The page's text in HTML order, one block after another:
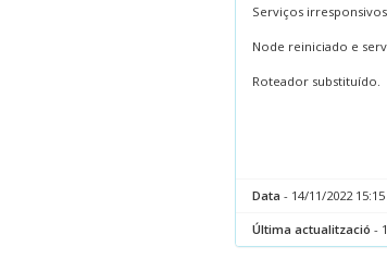
Serviços
Node reiniciado e
Roteador substituído.
Data - 14/11/2022
Última actualització -